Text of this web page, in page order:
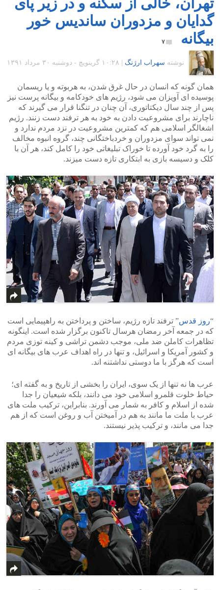
گدایان و مزدوران ساندیس خور
بیگانه
۷
نوشته سهراب ارژنگ ۱۰:۲۸ گرينويچ - دوشنبه ۳۰ مرداد ۱۳۹۱
همان گونه که انسان در حال غرق شدن، به هربوته و یا ریسمان
پوسیده ای آویزان می شود، رژیم های خودکامه و بیگانه پرست نیز
پس از چند سال دیکتاتوری، آن چنان در تنگنا قرار می گیرند که
ناچارند برای مشروعیت دادن به خود به هر ترفند دست زنند. رژیم
اشغالگر اسلامی هم که کمترین مشروعیت در نزد مردم ندارد و
نمی تواند سوای مزدوران و خردباختگانی چند، گروه انبوه مخالف
را به گرد خود آورده تا خوراک تبلیغاتی خود را کامل کند، هر آن با
کلک و دسیسه بازی به ابتکاری تازه دست میزند.
“روز قدس” ترفند تازه رژیم، ساختن و پرداختن به راهپیمایی است
که در جمعه آخر رمضان هرسال تاکنون برگزار شده است. اینگونه
تظاهرات کاملن ضد ملی، موجب دشمن تراشی و کینه توزی مردم
و کشور آمریکا و اسرائیل، و تنها در راه اهداف عرب های بیگانه ای
است که هرگز با ما دوستی نداشتنه اند.
عرب ها نه تنها از یک سوی، ایران را بخشی از تاریخ و به گفته ای؛
حیاط خلوت قلمرو اسلامی خود می دانند، بلکه شیعیان را جدا
شده از اسلام و کافر به شمار می آورند. بنابراین، ترکیب ملت های
عرب با ملت ما مانند به هم در آمیختن آب و روغن است که از هم
جدا می مانند، و ترکیب پذیر نیستند.